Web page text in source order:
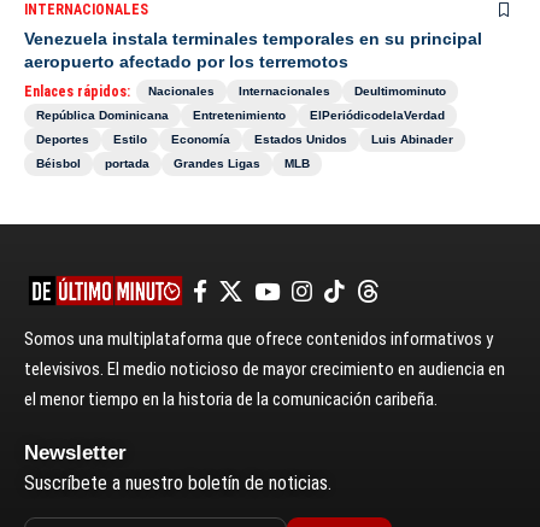
INTERNACIONALES
Venezuela instala terminales temporales en su principal
aeropuerto afectado por los terremotos
Enlaces rápidos: Nacionales Internacionales
Deultimominuto
República Dominicana
Entretenimiento
ElPeriódicodelaVerdad
Deportes
Estilo Economía Estados Unidos
Luis Abinader
Béisbol
portada Grandes Ligas MLB
Somos una multiplataforma que ofrece contenidos informativos y
televisivos. El medio noticioso de mayor crecimiento en audiencia en
el menor tiempo en la historia de la comunicación caribeña.
Newsletter
Suscríbete a nuestro boletín de noticias.